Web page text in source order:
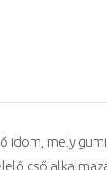
idom, mely
cső